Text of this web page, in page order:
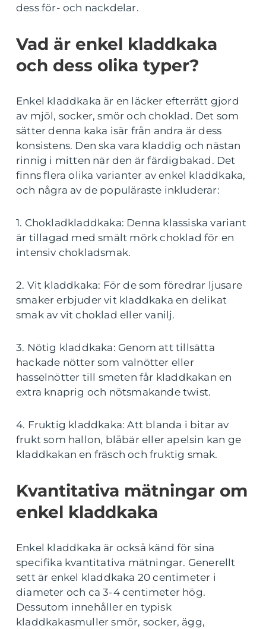
dess för- och nackdelar.
Vad är enkel kladdkaka
och dess olika typer?
Enkel kladdkaka är en läcker efterrätt gjord
av mjöl, socker, smör och choklad. Det som
sätter denna kaka isär från andra är dess
konsistens. Den ska vara kladdig och nästan
rinnig i mitten när den är färdigbakad. Det
finns flera olika varianter av enkel kladdkaka,
och några av de populäraste inkluderar:
1. Chokladkladdkaka: Denna klassiska variant
är tillagad med smält mörk choklad för en
intensiv chokladsmak.
2. Vit kladdkaka: För de som föredrar ljusare
smaker erbjuder vit kladdkaka en delikat
smak av vit choklad eller vanilj.
3. Nötig kladdkaka: Genom att tillsätta
hackade nötter som valnötter eller
hasselnötter till smeten får kladdkakan en
extra knaprig och nötsmakande twist.
4. Fruktig kladdkaka: Att blanda i bitar av
frukt som hallon, blåbär eller apelsin kan ge
kladdkakan en fräsch och fruktig smak.
Kvantitativa mätningar om
enkel kladdkaka
Enkel kladdkaka är också känd för sina
specifika kvantitativa mätningar. Generellt
sett är enkel kladdkaka 20 centimeter i
diameter och ca 3-4 centimeter hög.
Dessutom innehåller en typisk
kladdkakasmuller smör, socker, ägg,